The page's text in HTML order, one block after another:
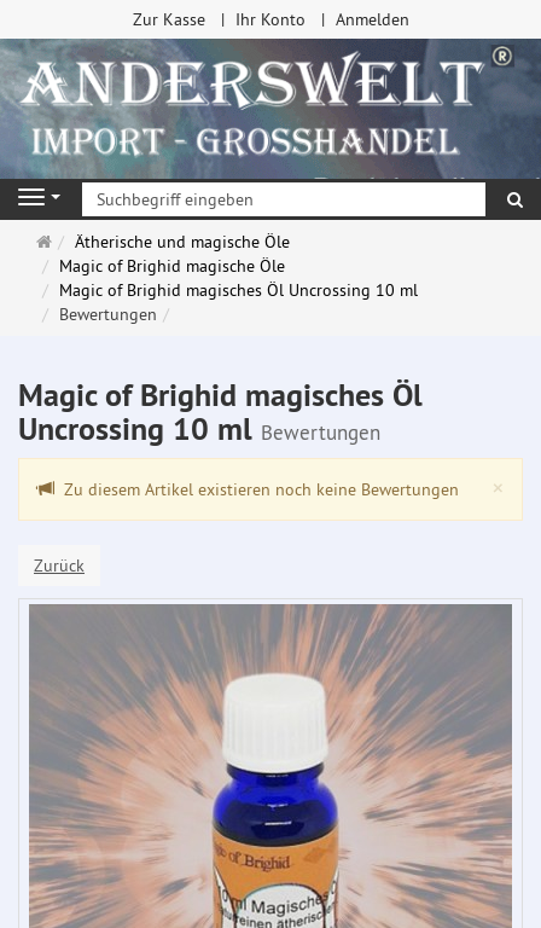
Zur Kasse Ihr Konto Anmelden
Navigation
Startseite
Ätherische und magische Öle
Magic of Brighid magische Öle
Magic of Brighid magisches Öl Uncrossing 10 ml
Bewertungen
Magic of Brighid magisches Öl
Uncrossing 10 ml Bewertungen
×
Zu diesem Artikel existieren noch keine Bewertungen
Zurück